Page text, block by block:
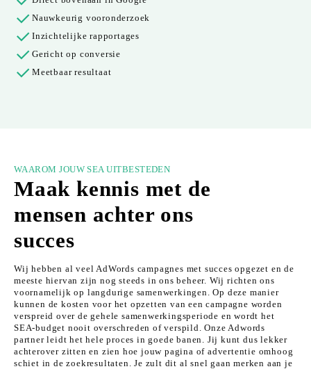
Nauwkeurig vooronderzoek
Inzichtelijke rapportages
Gericht op conversie
Meetbaar resultaat
WAAROM JOUW SEA UITBESTEDEN
Maak kennis met de
mensen achter ons
succes
Wij hebben al veel AdWords campagnes met succes opgezet en de
meeste hiervan zijn nog steeds in ons beheer. Wij richten ons
voornamelijk op langdurige samenwerkingen. Op deze manier
kunnen de kosten voor het opzetten van een campagne worden
verspreid over de gehele samenwerkingsperiode en wordt het
SEA-budget nooit overschreden of verspild. Onze Adwords
partner leidt het hele proces in goede banen. Jij kunt dus lekker
achterover zitten en zien hoe jouw pagina of advertentie omhoog
schiet in de zoekresultaten. Je zult dit al snel gaan merken aan je